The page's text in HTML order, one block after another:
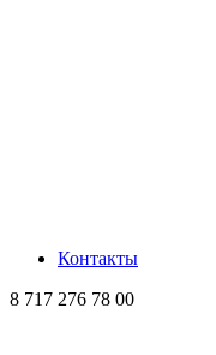
Контакты
8 717 276 78 00